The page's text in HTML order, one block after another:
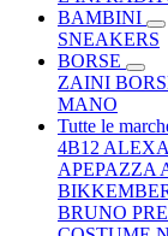
BAMBINI
SNEAKERS
BORSE
ZAINI
MANO
Tutte le
4B12
APEPAZZA
BRUNO